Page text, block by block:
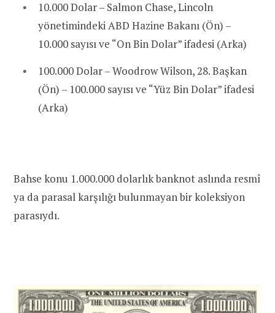
10.000 Dolar – Salmon Chase, Lincoln
yönetimindeki ABD Hazine Bakanı (Ön) –
10.000 sayısı ve “On Bin Dolar” ifadesi (Arka)
100.000 Dolar – Woodrow Wilson, 28. Başkan
(Ön) – 100.000 sayısı ve “Yüz Bin Dolar” ifadesi
(Arka)
Bahse konu 1.000.000 dolarlık banknot aslında resmî
ya da parasal karşılığı bulunmayan bir koleksiyon
parasıydı.